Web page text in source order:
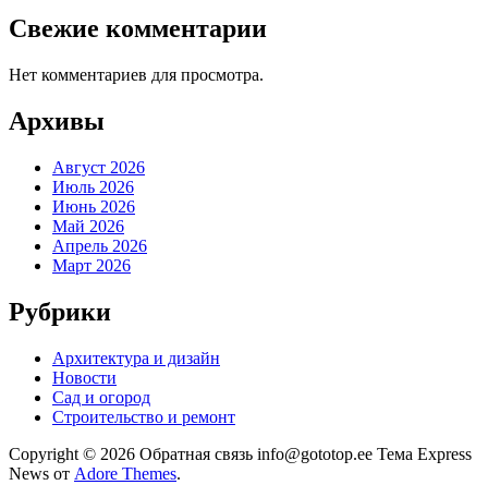
Свежие комментарии
Нет комментариев для просмотра.
Архивы
Август 2026
Июль 2026
Июнь 2026
Май 2026
Апрель 2026
Март 2026
Рубрики
Архитектура и дизайн
Новости
Сад и огород
Строительство и ремонт
Copyright © 2026 Обратная связь info@gototop.ee Тема Express
News от Adore Themes.